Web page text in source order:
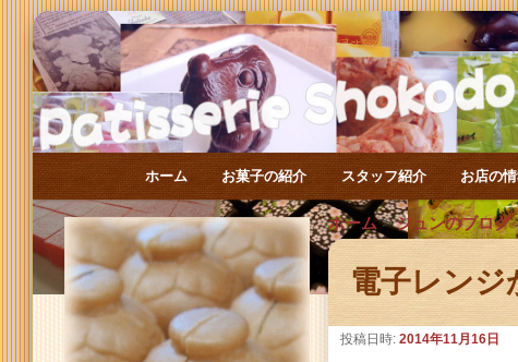
メインメニュー
メインコンテンツへ移動
サブコンテンツへ移動
ホーム お菓子の紹介 スタッフ紹介 お店の
ホーム>ジュンのブログ
電子レンジ
投稿日時: 2014年11月16日